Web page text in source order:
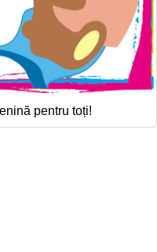
pentru toți!